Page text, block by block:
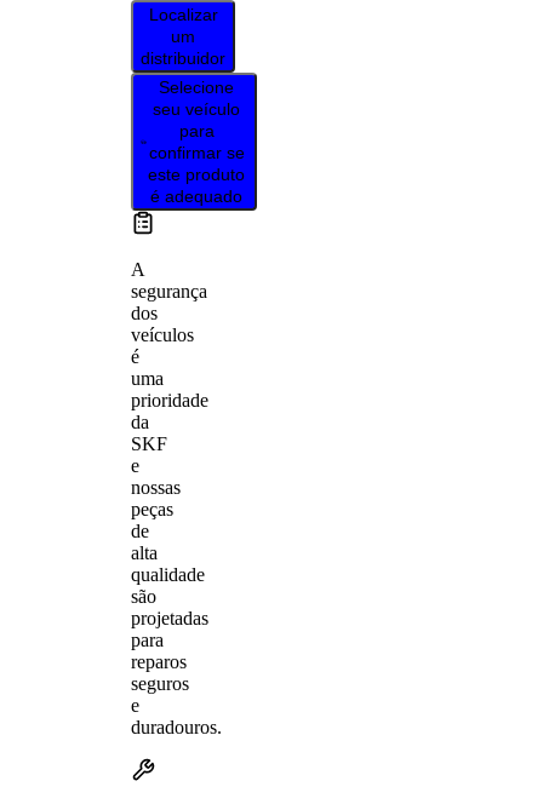
Localizar
um
distribuidor
Selecione
seu veículo
para
confirmar se
este produto
é adequado
A
segurança
dos
veículos
é
uma
prioridade
da
SKF
e
nossas
peças
de
alta
qualidade
são
projetadas
para
reparos
seguros
e
duradouros.